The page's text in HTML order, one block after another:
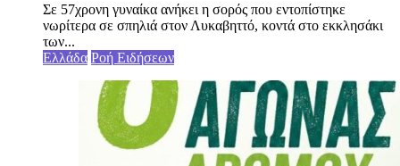
Σε 57χρονη γυναίκα ανήκει η σορός που εντοπίστηκε
νωρίτερα σε σπηλιά στον Λυκαβηττό, κοντά στο εκκλησάκι
των...
Ελλάδα Ροή Ειδήσεων